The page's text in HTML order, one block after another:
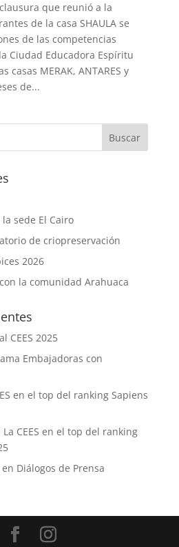
que reunió a la
de la casa SHAULA se
de las competencias
Ciudad Educadora Espíritu
casas MERAK, ANTARES y
de...
sede El Cairo
de criopreservación
2026
la comunidad Arahuaca
CEES 2025
Embajadoras con
en el top del ranking Sapiens
La CEES en el top del ranking
en Diálogos de Prensa